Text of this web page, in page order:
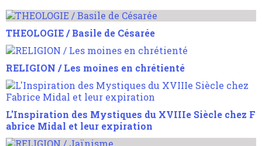
THEOLOGIE / Basile de Césarée
RELIGION / Les moines en chrétienté
L'Inspiration des Mystiques du XVIIIe Siècle chez F
abrice Midal et leur expiration